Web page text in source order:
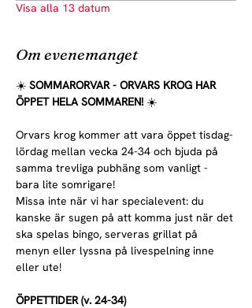
Visa alla 13 datum
Om evenemanget
☀️ SOMMARORVAR - ORVARS KROG HAR
ÖPPET HELA SOMMAREN! ☀️
Orvars krog kommer att vara öppet tisdag-
lördag mellan vecka 24-34 och bjuda på
samma trevliga pubhäng som vanligt -
bara lite somrigare!
Missa inte när vi har specialevent: du
kanske är sugen på att komma just när det
ska spelas bingo, serveras grillat på
menyn eller lyssna på livespelning inne
eller ute!
ÖPPETTIDER (v. 24-34)